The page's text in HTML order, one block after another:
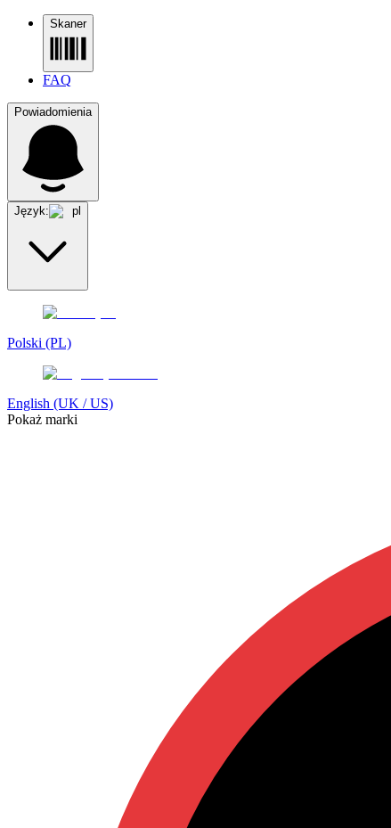
Skaner
FAQ
Powiadomienia
Język: pl
Polski (PL)
English (UK / US)
Pokaż marki